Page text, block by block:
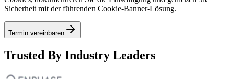
Sicherheit mit der führenden Cookie-Banner-Lösung.
Termin vereinbaren
Trusted By Industry Leaders